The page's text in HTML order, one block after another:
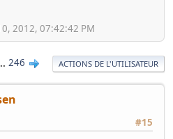
2012, 07:42:42 PM
246 ACTIONS DE L'UTILISATEUR
#15